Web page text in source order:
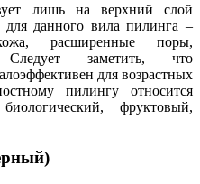
лишь на верхний слой
данного вила пилинга –
расширенные поры,
Следует заметить, что
для возрастных
пилингу относится
фруктовый,